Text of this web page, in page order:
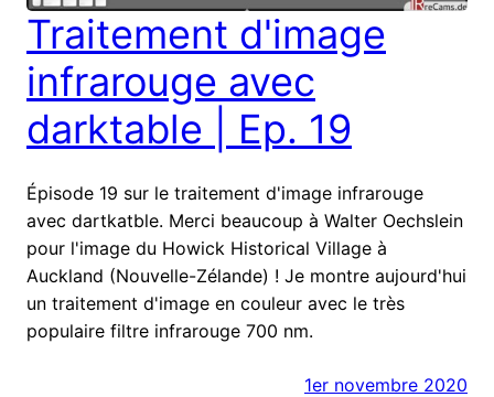
Traitement d'image
infrarouge avec
darktable | Ep. 19
Épisode 19 sur le traitement d'image infrarouge
avec dartkatble. Merci beaucoup à Walter Oechslein
pour l'image du Howick Historical Village à
Auckland (Nouvelle-Zélande) ! Je montre aujourd'hui
un traitement d'image en couleur avec le très
populaire filtre infrarouge 700 nm.
1er novembre 2020